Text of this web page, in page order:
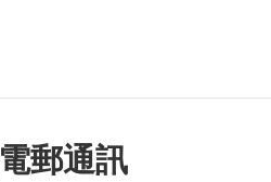
郵通訊